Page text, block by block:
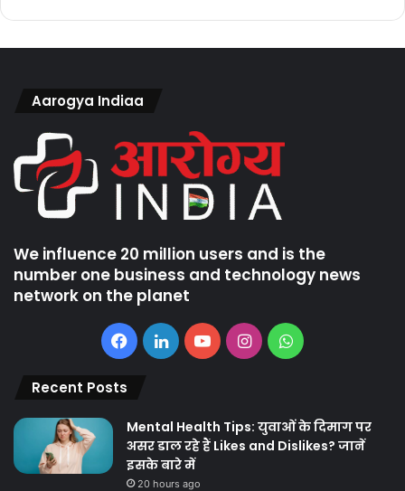
Aarogya Indiaa
We influence 20 million users and is the
number one business and technology news
network on the planet
Facebook
LinkedInYouTubeInstagramWhatsApp
Recent Posts
Mental Health Tips: युवाओं के दिमाग पर
असर डाल रहे हैं Likes and Dislikes? जानें
इसके बारे में
20 hours ago